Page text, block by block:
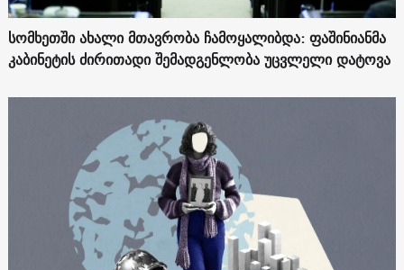
სომხეთში ახალი მთავრობა ჩამოყალიბდა: ფაშინიანმა
კაბინეტის ძირითადი შემადგენლობა უცვლელი დატოვა